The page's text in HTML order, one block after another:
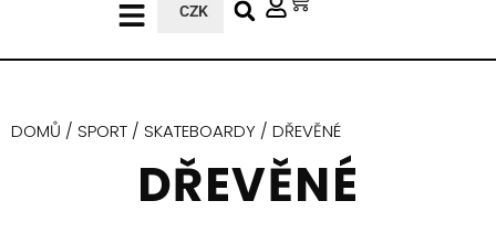
CZK
DOMŮ / SPORT / SKATEBOARDY / DŘEVĚNÉ
DŘEVĚNÉ